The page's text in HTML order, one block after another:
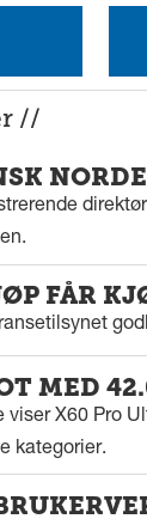
//
FÅR
MED
viser X60 Pro
kategorier.